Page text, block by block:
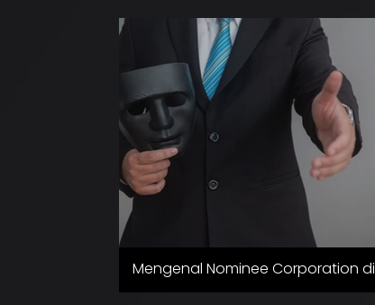
Mengenal Nominee Corporation di
Singapura